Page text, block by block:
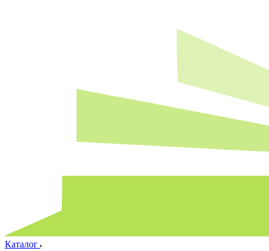
Каталог